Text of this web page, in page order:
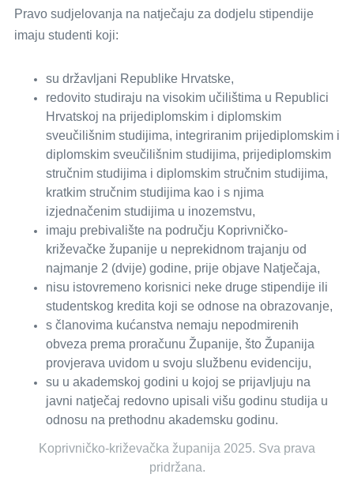
Pravo sudjelovanja na natječaju za dodjelu stipendije
imaju studenti koji:
su državljani Republike Hrvatske,
redovito studiraju na visokim učilištima u Republici
Hrvatskoj na prijediplomskim i diplomskim
sveučilišnim studijima, integriranim prijediplomskim i
diplomskim sveučilišnim studijima, prijediplomskim
stručnim studijima i diplomskim stručnim studijima,
kratkim stručnim studijima kao i s njima
izjednačenim studijima u inozemstvu,
imaju prebivalište na području Koprivničko-
križevačke županije u neprekidnom trajanju od
najmanje 2 (dvije) godine, prije objave Natječaja,
nisu istovremeno korisnici neke druge stipendije ili
studentskog kredita koji se odnose na obrazovanje,
s članovima kućanstva nemaju nepodmirenih
obveza prema proračunu Županije, što Županija
provjerava uvidom u svoju službenu evidenciju,
su u akademskoj godini u kojoj se prijavljuju na
javni natječaj redovno upisali višu godinu studija u
odnosu na prethodnu akademsku godinu.
Koprivničko-križevačka županija 2025. Sva prava
pridržana.